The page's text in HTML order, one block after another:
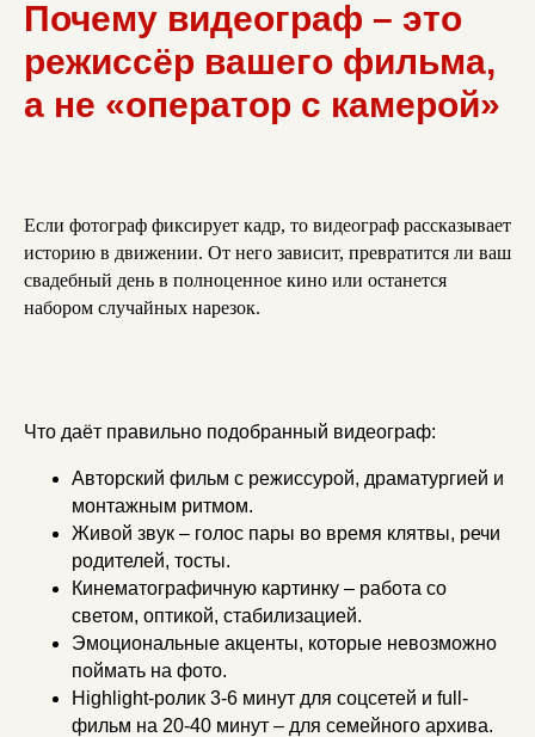
Почему видеограф – это
режиссёр вашего фильма,
а не «оператор с камерой»
Если фотограф фиксирует кадр, то видеограф рассказывает
историю в движении. От него зависит, превратится ли ваш
свадебный день в полноценное кино или останется
набором случайных нарезок.
Что даёт правильно подобранный видеограф:
Авторский фильм с режиссурой, драматургией и
монтажным ритмом.
Живой звук – голос пары во время клятвы, речи
родителей, тосты.
Кинематографичную картинку – работа со
светом, оптикой, стабилизацией.
Эмоциональные акценты, которые невозможно
поймать на фото.
Highlight-ролик 3-6 минут для соцсетей и full-
фильм на 20-40 минут – для семейного архива.